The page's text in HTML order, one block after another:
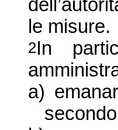
le misure.
2In
a)